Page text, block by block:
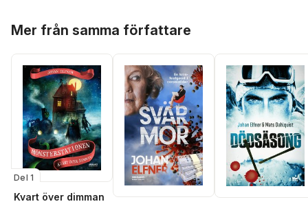
Mer från samma författare
Del 1
Kvart över dimman